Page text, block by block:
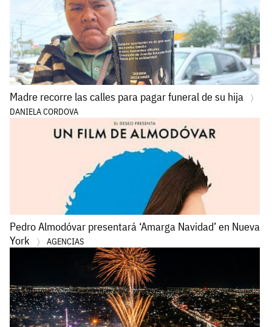
Madre recorre las calles para pagar funeral de su hija
DANIELA CORDOVA
Pedro Almodóvar presentará ‘Amarga Navidad’ en Nueva
York
AGENCIAS